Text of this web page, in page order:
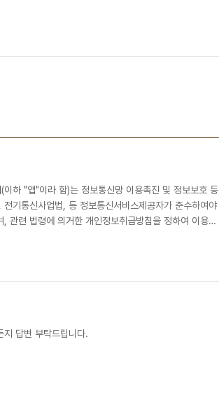
하 "앱"이라 함)는 정보통신망 이용촉진 및 정보보호 등
기통신사업법, 등 정보통신서비스제공자가 준수하여야
관련 법령에 의거한 개인정보취급방침을 정하여 이용자
이 앱의 모든 기능을 이용할 수 있습니다. 2. 개인정보관
실 수 있습니다. 앱은 이용자들의 신고사항에 대해 신속
지 답변 부탁드립니다.